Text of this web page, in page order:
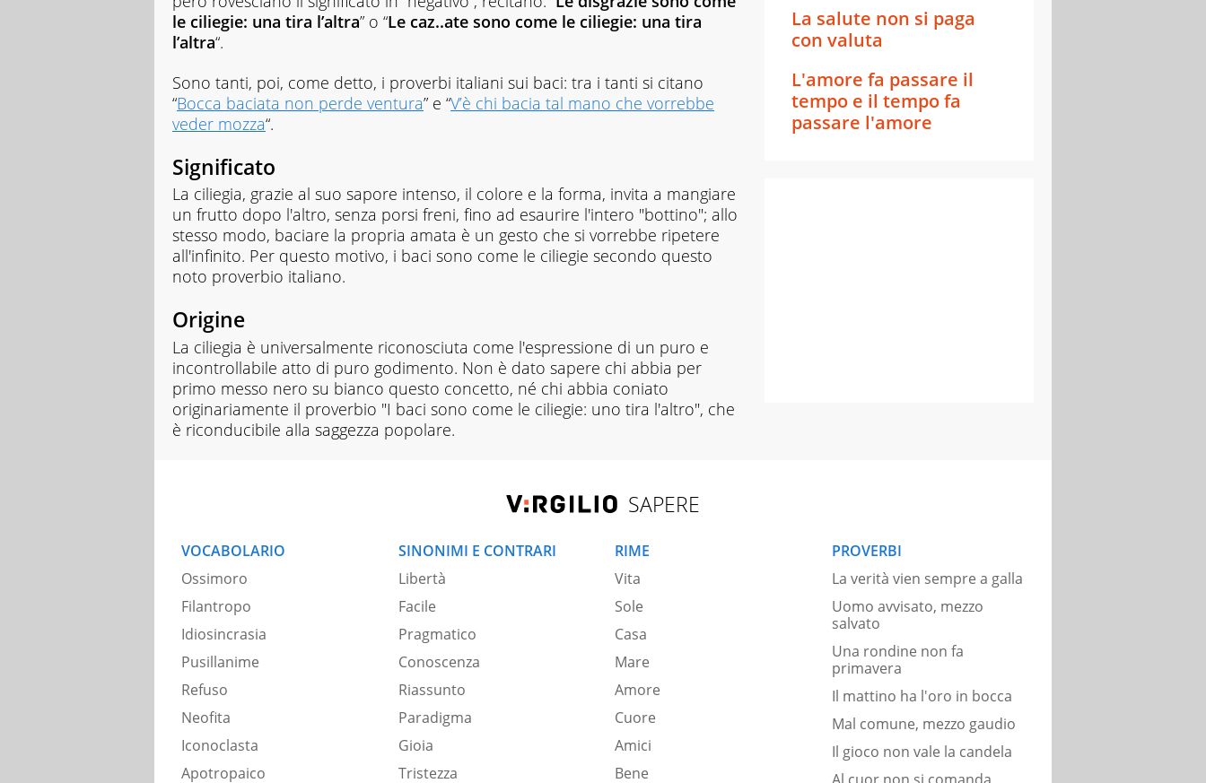
le ciliegie: una tira l’altra” o “Le caz..ate sono come le ciliegie: una tira
l’altra“.
Sono tanti, poi, come detto, i proverbi italiani sui baci: tra i tanti si citano
“Bocca baciata non perde ventura” e “V’è chi bacia tal mano che vorrebbe
veder mozza“.
Significato
La ciliegia, grazie al suo sapore intenso, il colore e la forma, invita a mangiare
un frutto dopo l'altro, senza porsi freni, fino ad esaurire l'intero "bottino"; allo
stesso modo, baciare la propria amata è un gesto che si vorrebbe ripetere
all'infinito. Per questo motivo, i baci sono come le ciliegie secondo questo
noto proverbio italiano.
Origine
La ciliegia è universalmente riconosciuta come l'espressione di un puro e
incontrollabile atto di puro godimento. Non è dato sapere chi abbia per
primo messo nero su bianco questo concetto, né chi abbia coniato
originariamente il proverbio "I baci sono come le ciliegie: uno tira l'altro", che
è riconducibile alla saggezza popolare.
La salute non si paga
con valuta
L'amore fa passare il
tempo e il tempo fa
passare l'amore
SAPERE
VOCABOLARIO
Ossimoro
Filantropo
Idiosincrasia
Pusillanime
Refuso
Neofita
Iconoclasta
Apotropaico
SINONIMI E CONTRARI
Libertà
Facile
Pragmatico
Conoscenza
Riassunto
Paradigma
Gioia
Tristezza
RIME
Vita
Sole
Casa
Mare
Amore
Cuore
Amici
Bene
PROVERBI
La verità vien sempre a galla
Uomo avvisato, mezzo
salvato
Una rondine non fa
primavera
Il mattino ha l'oro in bocca
Mal comune, mezzo gaudio
Il gioco non vale la candela